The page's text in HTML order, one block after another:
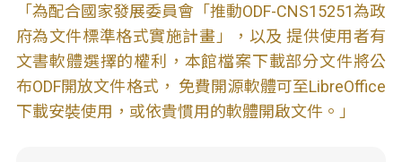
「為配合國家發展委員會「推動ODF-CNS15251為政
府為文件標準格式實施計畫」，以及 提供使用者有
文書軟體選擇的權利，本館檔案下載部分文件將公
布ODF開放文件格式， 免費開源軟體可至LibreOffice
下載安裝使用，或依貴慣用的軟體開啟文件。」